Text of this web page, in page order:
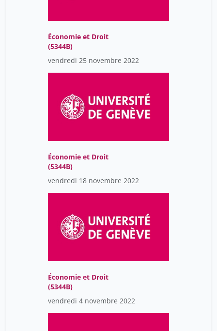
Économie et Droit
(5344B)
vendredi 25 novembre 2022
Économie et Droit
(5344B)
vendredi 18 novembre 2022
Économie et Droit
(5344B)
vendredi 4 novembre 2022